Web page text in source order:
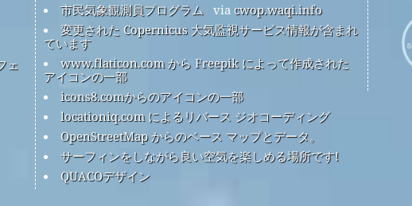
ェ
市民気象観測員プログラム
via cwop.waqi.info
変更された Copernicus 大気監視サービス情報が含まれ
ています
www.flaticon.com から Freepik によって作成された
アイコンの一部
icons8.comからのアイコンの一部
locationiq.com によるリバース ジオコーディング
OpenStreetMap からのベース マップとデータ。
サーフィンをしながら良い空気を楽しめる場所です!
QUACOデザイン